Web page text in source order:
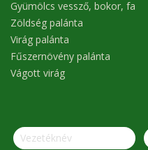
Gyümölcs vessző, bokor, fa
Zöldség palánta
Virág palánta
Fűszernövény palánta
Vágott virág